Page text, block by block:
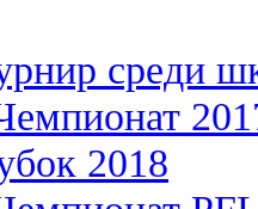
среди
2018